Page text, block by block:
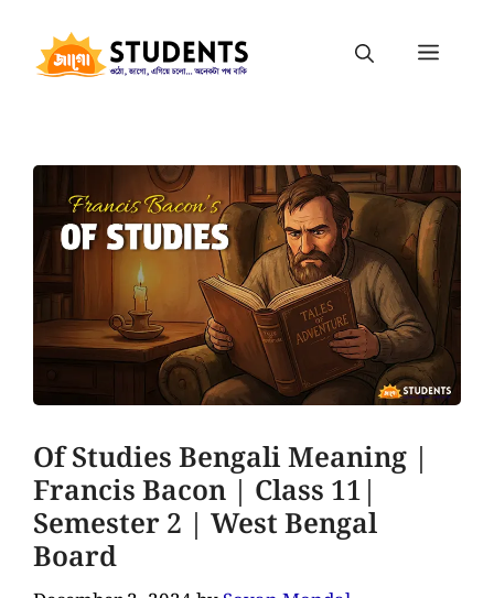
Of Studies Bengali Meaning |
Francis Bacon | Class 11|
Semester 2 | West Bengal
Board